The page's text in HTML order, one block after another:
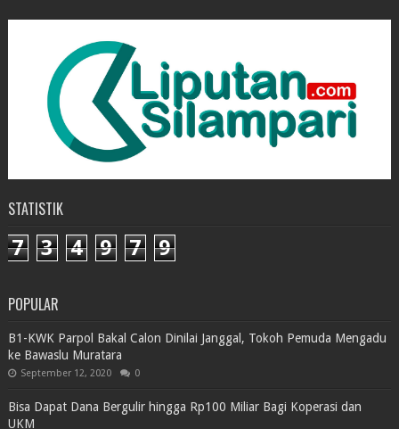
STATISTIK
7 3 4 9 7 9
POPULAR
B1-KWK Parpol Bakal Calon Dinilai Janggal, Tokoh Pemuda Mengadu
ke Bawaslu Muratara
September 12, 2020 0
Bisa Dapat Dana Bergulir hingga Rp100 Miliar Bagi Koperasi dan
UKM